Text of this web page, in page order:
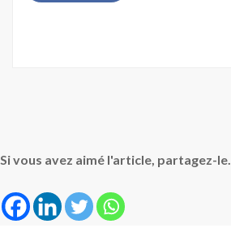
Si vous avez aimé l'article, partagez-le.